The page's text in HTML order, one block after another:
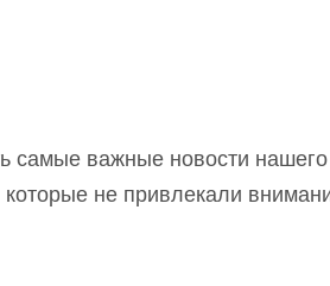
самые важные новости
которые не привлекали